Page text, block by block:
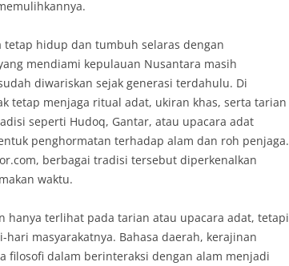
tetap hidup dan tumbuh selaras dengan
mendiami kepulauan Nusantara masih
diwariskan sejak generasi terdahulu. Di
tetap menjaga ritual adat, ukiran khas, serta tarian
seperti Hudoq, Gantar, atau upacara adat
penghormatan terhadap alam dan roh penjaga.
berbagai tradisi tersebut diperkenalkan
waktu.
hanya terlihat pada tarian atau upacara adat, tetapi
masyarakatnya. Bahasa daerah, kerajinan
filosofi dalam berinteraksi dengan alam menjadi